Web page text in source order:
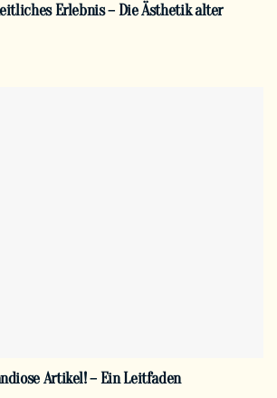
Erlebnis – Die Ästhetik alter
Artikel! – Ein Leitfaden